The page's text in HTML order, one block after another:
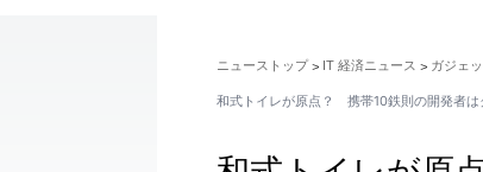
ニューストップ > IT 経済ニュース > ガジェ
和式トイレが原点？ 携帯10鉄則の開発者